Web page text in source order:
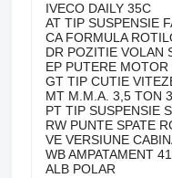
IVECO DAILY 35C
AT TIP SUSPENSIE
CA FORMULA
DR POZITIE VOLAN
EP PUTERE
GT TIP CUTIE
MT M.M.A. 3,5 TON
PT TIP SUSPENSIE
RW PUNTE SPATE
VE VERSIUNE
WB AMPATAMENT
ALB POLAR